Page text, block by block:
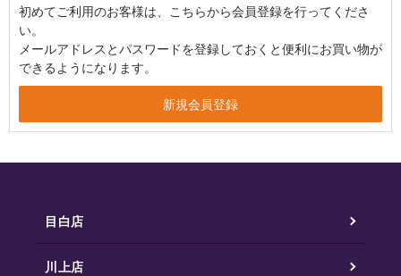
初めてご利用のお客様は、こちらから会員登録を行ってくださ
い。
メールアドレスとパスワードを登録しておくと便利にお買い物が
できるようになります。
目白店
川上店